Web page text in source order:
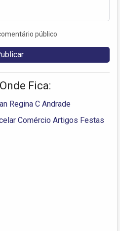
público
Fica:
Regina C Andrade
Comércio Artigos Festas